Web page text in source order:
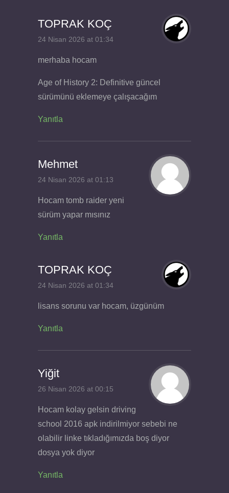
TOPRAK KOÇ
24 Nisan 2026 at 01:34
merhaba hocam
Age of History 2: Definitive güncel
sürümünü eklemeye çalışacağım
Yanıtla
Mehmet
24 Nisan 2026 at 01:13
Hocam tomb raider yeni
sürüm yapar mısınız
Yanıtla
TOPRAK KOÇ
24 Nisan 2026 at 01:34
lisans sorunu var hocam, üzgünüm
Yanıtla
Yiğit
26 Nisan 2026 at 00:15
Hocam kolay gelsin driving
school 2016 apk indirilmiyor sebebi ne
olabilir linke tıkladığımızda boş diyor
dosya yok diyor
Yanıtla